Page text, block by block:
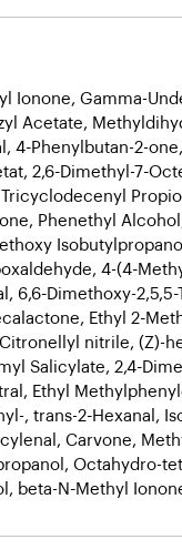
Ionone, Gamma-
Acetate,
4-Phenylbutan-2-
2,6-Dimethyl-7-
Phenethyl
4-(4-
6,6-Dimethoxy-
Ethyl 2-
nitrile, (Z)-
Salicylate, 2,4-
Ethyl
, trans-2-Hexanal,
Carvone,
Octahydro-
beta-N-Methyl